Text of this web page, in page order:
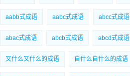
aabb式成语 aabc式成语 abcc式成语
abac式成语 abcb式成语 abcd式成语
又什么又什么的成语 自什么自什么的成语